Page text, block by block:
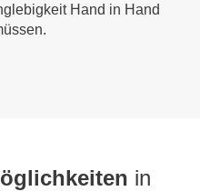
Hand in Hand
in